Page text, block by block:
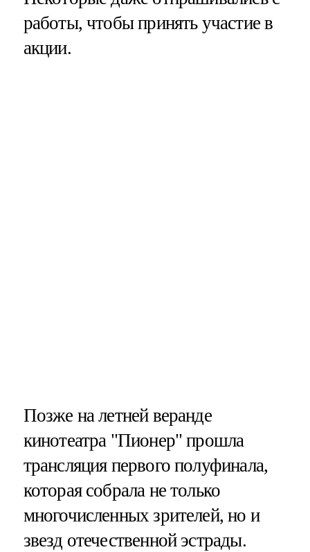
работы, чтобы принять участие в
акции.
Позже на летней веранде
кинотеатра "Пионер" прошла
трансляция первого полуфинала,
которая собрала не только
многочисленных зрителей, но и
звезд отечественной эстрады.